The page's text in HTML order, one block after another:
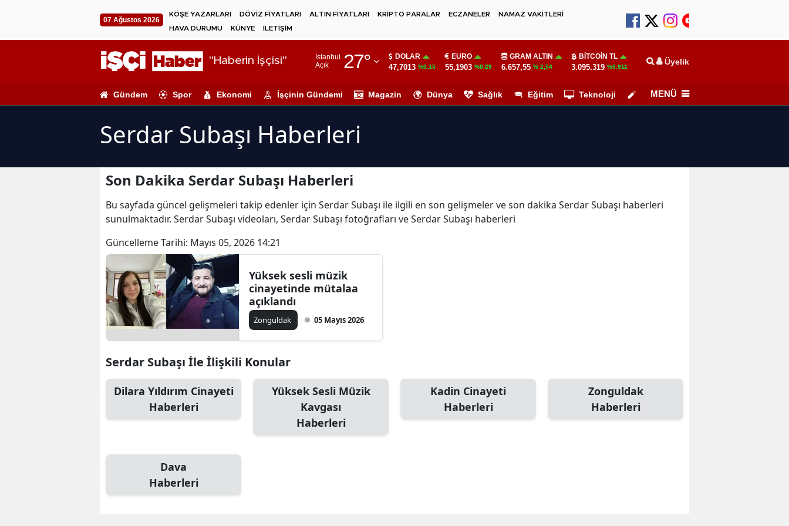
07 Ağustos 2026
KÖŞE YAZARLARI DÖVİZ FİYATLARI ALTIN FİYATLARI KRİPTO PARALAR ECZANELER
NAMAZ VAKİTLERİ
HAVA DURUMU
KÜNYE İLETİŞİM
"Haberin İşçisi"
İstanbul
Açık
27°
Adıyaman
Ağrı
Amasya
Antalya
Artvin
Aydın
Balıkesir
Bilecik
Bitlis
Bursa
Çanakkale
DOLAR
47,7013 %0.15
EURO
55,1903 %0.29
GRAM ALTIN
6.657,55 % 2,54
BITCOIN TL
3.095.319 %0.911 Üyelik
Gündem Spor Ekonomi İşçinin Gündemi Magazin Dünya Sağlık Eğitim Teknoloji Köşe Yazarları
MENÜ
Serdar Subaşı Haberleri
Son Dakika Serdar Subaşı Haberleri
Bu sayfada güncel gelişmeleri takip edenler için Serdar Subaşı ile ilgili en son gelişmeler ve son dakika Serdar Subaşı haberleri
sunulmaktadır. Serdar Subaşı videoları, Serdar Subaşı fotoğrafları ve Serdar Subaşı haberleri
Güncelleme Tarihi: Mayıs 05, 2026 14:21
Yüksek sesli müzik
cinayetinde mütalaa
açıklandı
Zonguldak 05 Mayıs 2026
Serdar Subaşı İle İlişkili Konular
Dilara Yıldırım Cinayeti
Haberleri
Yüksek Sesli Müzik
Kavgası
Haberleri
Kadin Cinayeti
Haberleri
Zonguldak
Haberleri
Dava
Haberleri